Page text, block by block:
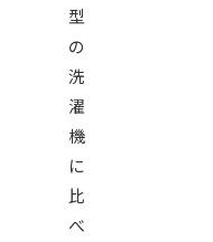
型
の
洗
濯
機
に
比
べ